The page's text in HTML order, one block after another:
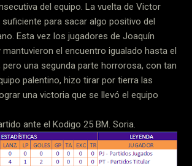
del equipo. La vuelta de Victor
para sacar algo positivo del
Esta vez los jugadores de Joaquín
mantuvieron el encuentro igualado hasta el
una segunda parte horrorosa, con tan
palentino, hizo tirar por tierra las
una victoria que se llevó el equipo
ante el Kodigo 25 BM. Soria.